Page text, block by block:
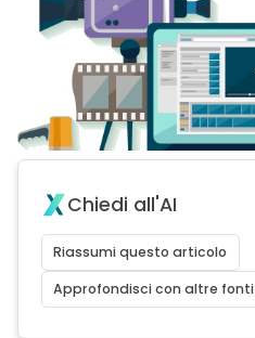
Chiedi all'AI
Riassumi questo articolo
Approfondisci con altre fonti